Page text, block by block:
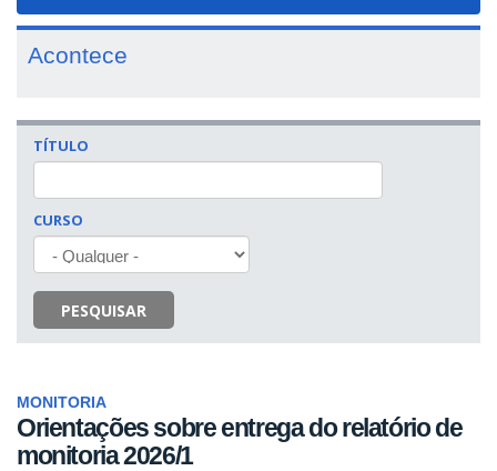
Acontece
TÍTULO
CURSO
PESQUISAR
MONITORIA
Orientações sobre entrega do relatório de
monitoria 2026/1